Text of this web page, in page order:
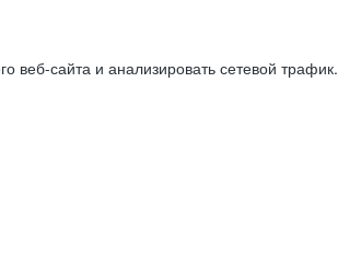
сайта и анализировать сетевой трафик.